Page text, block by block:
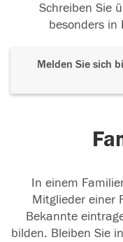
18.08.2018
In Liebe Dein
17.08.2018
Schreiben Sie
besonders in
Melden Sie sich
In einem
Mitglieder einer
Bekannte
bilden. Bleiben Sie